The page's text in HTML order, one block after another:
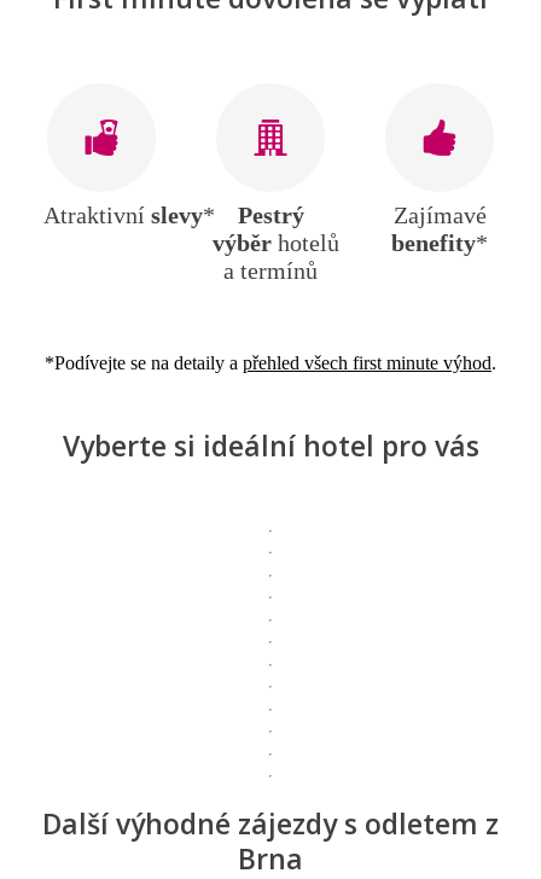
Atraktivní slevy*
Pestrý
výběr hotelů
a termínů
Zajímavé
benefity*
*Podívejte se na detaily a přehled všech first minute výhod.
Vyberte si ideální hotel pro vás
Další výhodné zájezdy s odletem z
Brna